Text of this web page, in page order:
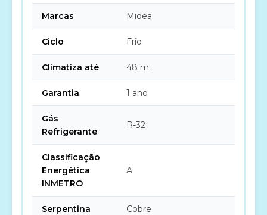
Marcas Midea
Ciclo Frio
Climatiza até 48 m
Garantia 1 ano
Gás
Refrigerante
R-32
Classificação
Energética
INMETRO
A
Serpentina Cobre